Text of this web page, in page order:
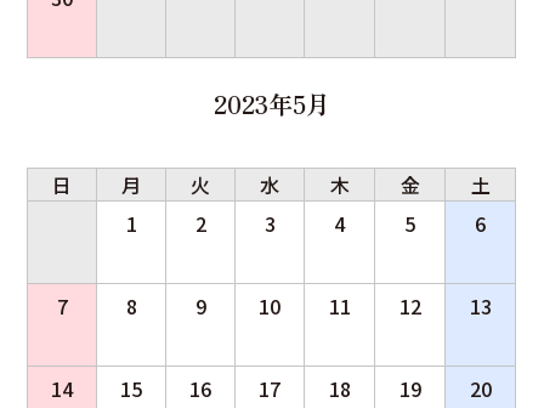
2023年5月
日 月 火 水 木 金
土
1
2 3 4 5 6
7 8 9 10 11 12 13
14 15 16 17 18 19 20